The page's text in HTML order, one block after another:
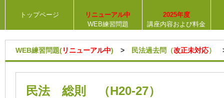
トップページ
リニューアル中
WEB練習問題
2025年度
講座内容および料金
WEB練習問題(リニューアル中) > 民法過去問（改正未対応）
民法 総則 （H20-27）